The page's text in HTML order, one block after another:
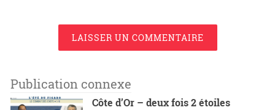
LAISSER UN COMMENTAIRE
Publication connexe
Côte d’Or – deux fois 2 étoiles